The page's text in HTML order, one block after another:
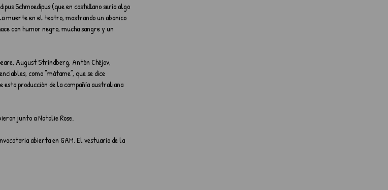
Schmoedipus (que en castellano sería algo
muerte en el teatro, mostrando un abanico
con humor negro, mucha sangre y un
August Strindberg, Antón Chéjov,
como “mátame”, que se dice
esta producción de la compañía australiana
junto a Natalie Rose.
abierta en GAM. El vestuario de la